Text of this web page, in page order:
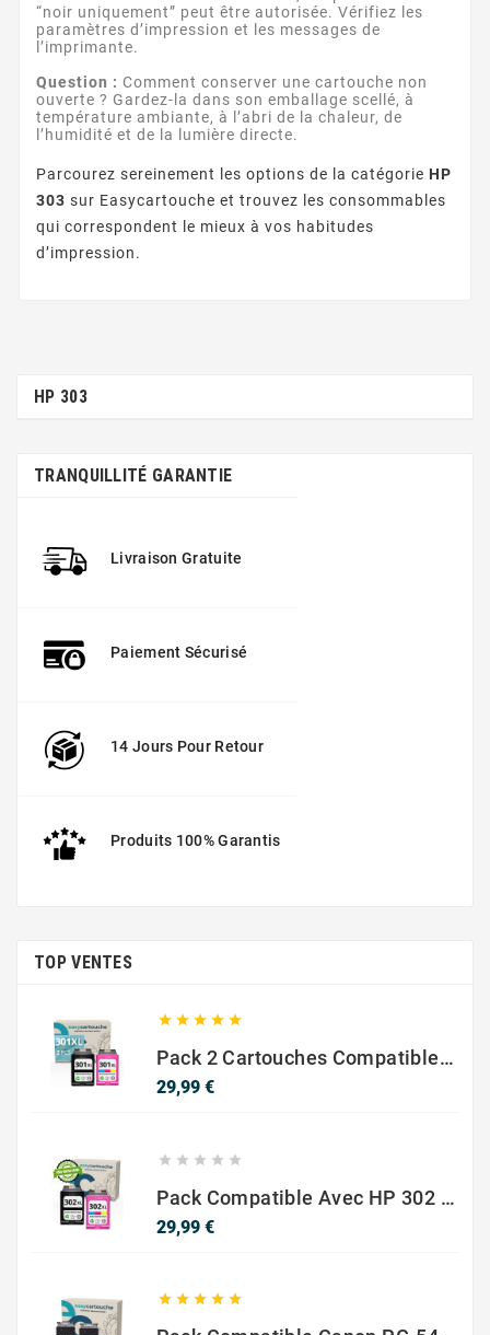
“noir uniquement” peut être autorisée. Vérifiez les
paramètres d’impression et les messages de
l’imprimante.
Question : Comment conserver une cartouche non
ouverte ? Gardez-la dans son emballage scellé, à
température ambiante, à l’abri de la chaleur, de
l’humidité et de la lumière directe.
Parcourez sereinement les options de la catégorie HP
303 sur Easycartouche et trouvez les consommables
qui correspondent le mieux à vos habitudes
d’impression.
HP 303
TRANQUILLITÉ GARANTIE
Livraison Gratuite
Paiement Sécurisé
14 Jours Pour Retour
Produits 100% Garantis
TOP VENTES
    
Pack 2 Cartouches Compatible Avec HP 301 XL Noir Et Couleur
29,99 €Prix
    
Pack Compatible Avec HP 302 XL Noir Et Couleur - SANS NIVEAU ENCRE
29,99 €Prix
    